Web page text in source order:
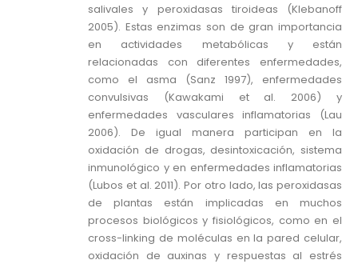
salivales y peroxidasas tiroideas (Klebanoff
2005). Estas enzimas son de gran importancia
en actividades metabólicas y están
relacionadas con diferentes enfermedades,
como el asma (Sanz 1997), enfermedades
convulsivas (Kawakami et al. 2006) y
enfermedades vasculares inflamatorias (Lau
2006). De igual manera participan en la
oxidación de drogas, desintoxicación, sistema
inmunológico y en enfermedades inflamatorias
(Lubos et al. 2011). Por otro lado, las peroxidasas
de plantas están implicadas en muchos
procesos biológicos y fisiológicos, como en el
cross-linking de moléculas en la pared celular,
oxidación de auxinas y respuestas al estrés